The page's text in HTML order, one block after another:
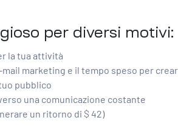
per diversi motivi:
la tua attività
marketing e il tempo speso per
pubblico
una comunicazione costante
un ritorno di $ 42)